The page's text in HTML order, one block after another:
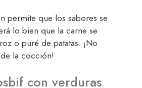
permite que los sabores se
lo bien que la carne se
o puré de patatas. ¡No
la cocción!
con verduras